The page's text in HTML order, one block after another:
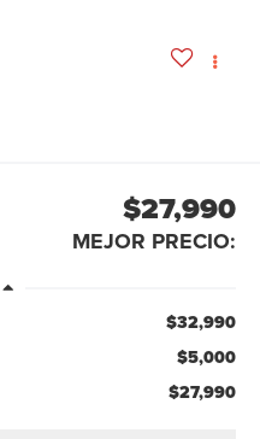
$27,990
MEJOR PRECIO:
$32,990
$5,000
$27,990